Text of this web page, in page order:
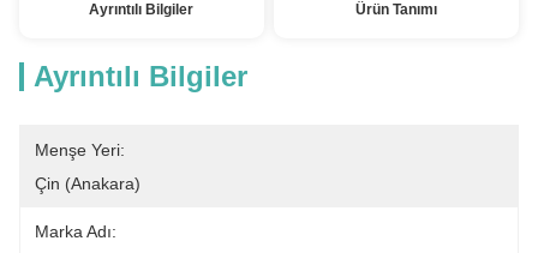
Ayrıntılı Bilgiler Ürün Tanımı
Ayrıntılı Bilgiler
Menşe Yeri:
Çin (Anakara)
Marka Adı: